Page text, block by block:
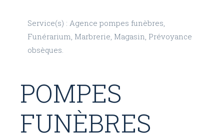
Service(s) : Agence pompes funèbres,
Funérarium, Marbrerie, Magasin, Prévoyance
obsèques.
POMPES
FUNÈBRES